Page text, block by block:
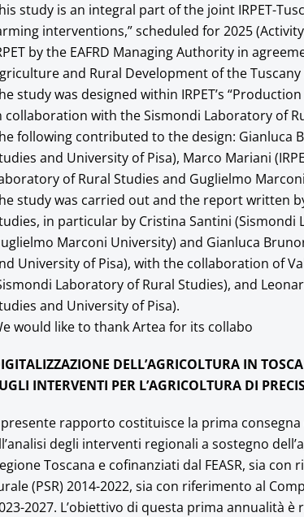
study is an integral part of the joint IRPET-
interventions,” scheduled for 2025
by the EAFRD Managing Authority in
and Rural Development of the Tuscany
study was designed within IRPET’s
collaboration with the Sismondi Laboratory of
following contributed to the design: Gianluca
and University of Pisa), Marco Mariani
of Rural Studies and Guglielmo
study was carried out and the report written
in particular by Cristina Santini (Sismondi
Marconi University) and Gianluca
University of Pisa), with the collaboration of
Laboratory of Rural Studies), and
and University of Pisa).
would like to thank Artea for its collabo
DELL’AGRICOLTURA IN
INTERVENTI PER L’AGRICOLTURA DI
rapporto costituisce la prima
degli interventi regionali a sostegno
Toscana e cofinanziati dal FEASR, sia
(PSR) 2014-2022, sia con riferimento al
2027. L’obiettivo di questa prima annualità